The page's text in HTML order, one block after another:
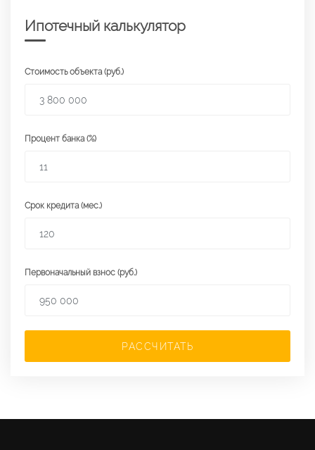
Ипотечный калькулятор
Стоимость объекта (руб.)
Процент банка (%)
Срок кредита (мес.)
Первоначальный взнос (руб.)
РАССЧИТАТЬ